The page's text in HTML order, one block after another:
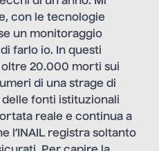
con le tecnologie
un monitoraggio
farlo io. In questi
20.000 morti sui
di una strage di
fonti istituzionali
reale e continua a
l’INAIL registra soltanto